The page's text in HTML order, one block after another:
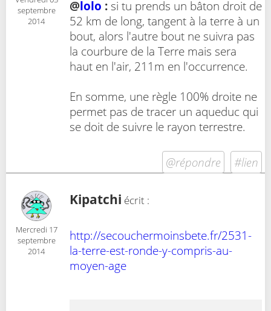
septembre
2014
@lolo : si tu prends un bâton droit de
52 km de long, tangent à la terre à un
bout, alors l'autre bout ne suivra pas
la courbure de la Terre mais sera
haut en l'air, 211m en l'occurrence.
En somme, une règle 100% droite ne
permet pas de tracer un aqueduc qui
se doit de suivre le rayon terrestre.
@répondre #lien
Mercredi 17
septembre
2014
Kipatchi écrit :
http://secouchermoinsbete.fr/2531-
la-terre-est-ronde-y-compris-au-
moyen-age